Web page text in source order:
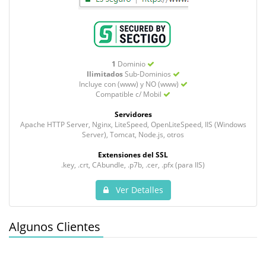
1 Dominio
IlimitadosSub-Dominios
Incluye con (www) y NO (www)
Compatible c/ Mobil
Servidores
Apache HTTP Server, Nginx, LiteSpeed, OpenLiteSpeed, IIS (Windows
Server), Tomcat, Node.js, otros
Extensiones del SSL
.key, .crt, CAbundle, .p7b, .cer, .pfx (para IIS)
Ver Detalles
Algunos Clientes